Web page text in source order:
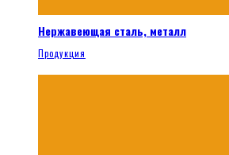
Нержавеющая сталь, металл
Продукция